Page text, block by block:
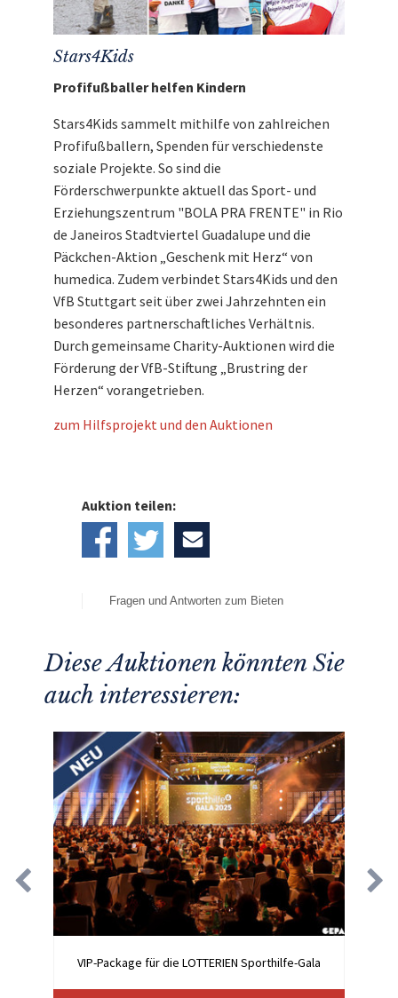
Stars4Kids
Profifußballer helfen Kindern
Stars4Kids sammelt mithilfe von zahlreichen
Profifußballern, Spenden für verschiedenste
soziale Projekte. So sind die
Förderschwerpunkte aktuell das Sport- und
Erziehungszentrum "BOLA PRA FRENTE" in Rio
de Janeiros Stadtviertel Guadalupe und die
Päckchen-Aktion „Geschenk mit Herz“ von
humedica. Zudem verbindet Stars4Kids und den
VfB Stuttgart seit über zwei Jahrzehnten ein
besonderes partnerschaftliches Verhältnis.
Durch gemeinsame Charity-Auktionen wird die
Förderung der VfB-Stiftung „Brustring der
Herzen“ vorangetrieben.
zum Hilfsprojekt und den Auktionen
Auktion teilen:
Fragen und Antworten zum Bieten
Diese Auktionen könnten Sie
auch interessieren:
VIP-Package für die LOTTERIEN Sporthilfe-Gala